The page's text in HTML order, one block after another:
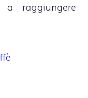
raggiungere